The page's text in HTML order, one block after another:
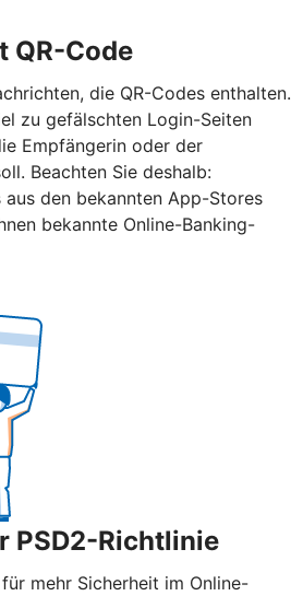
QR-Code
die QR-Codes enthalten.
zu gefälschten Login-Seiten
Empfängerin oder der
Beachten Sie deshalb:
aus den bekannten App-Stores
bekannte Online-Banking-
PSD2-Richtlinie
mehr Sicherheit im Online-